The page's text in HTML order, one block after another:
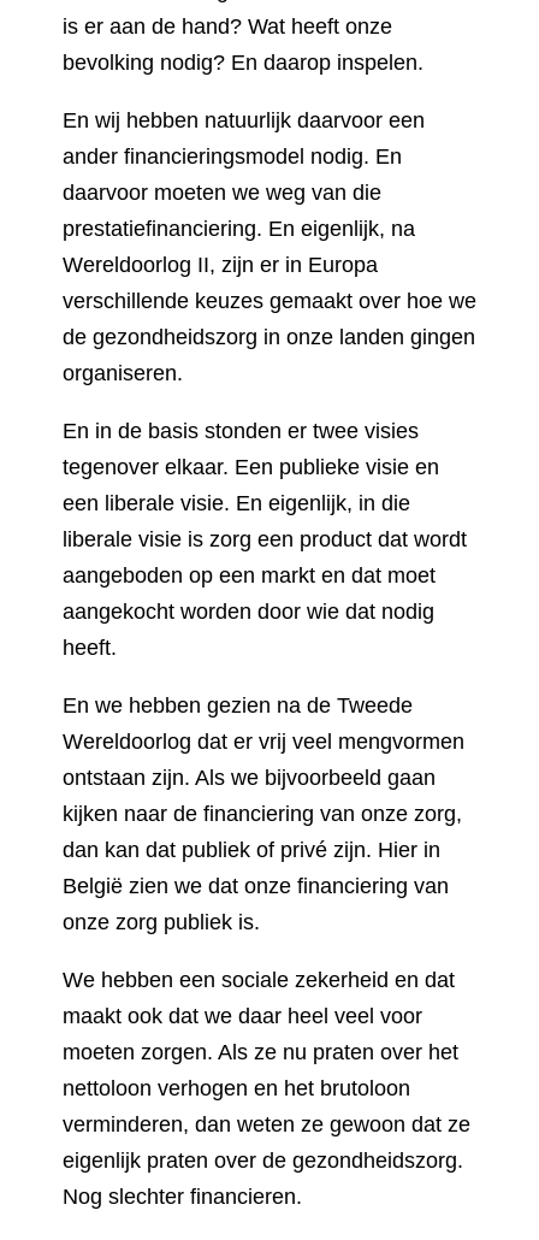
is er aan de hand? Wat heeft onze
bevolking nodig? En daarop inspelen.
En wij hebben natuurlijk daarvoor een
ander financieringsmodel nodig. En
daarvoor moeten we weg van die
prestatiefinanciering. En eigenlijk, na
Wereldoorlog II, zijn er in Europa
verschillende keuzes gemaakt over hoe we
de gezondheidszorg in onze landen gingen
organiseren.
En in de basis stonden er twee visies
tegenover elkaar. Een publieke visie en
een liberale visie. En eigenlijk, in die
liberale visie is zorg een product dat wordt
aangeboden op een markt en dat moet
aangekocht worden door wie dat nodig
heeft.
En we hebben gezien na de Tweede
Wereldoorlog dat er vrij veel mengvormen
ontstaan zijn. Als we bijvoorbeeld gaan
kijken naar de financiering van onze zorg,
dan kan dat publiek of privé zijn. Hier in
België zien we dat onze financiering van
onze zorg publiek is.
We hebben een sociale zekerheid en dat
maakt ook dat we daar heel veel voor
moeten zorgen. Als ze nu praten over het
nettoloon verhogen en het brutoloon
verminderen, dan weten ze gewoon dat ze
eigenlijk praten over de gezondheidszorg.
Nog slechter financieren.